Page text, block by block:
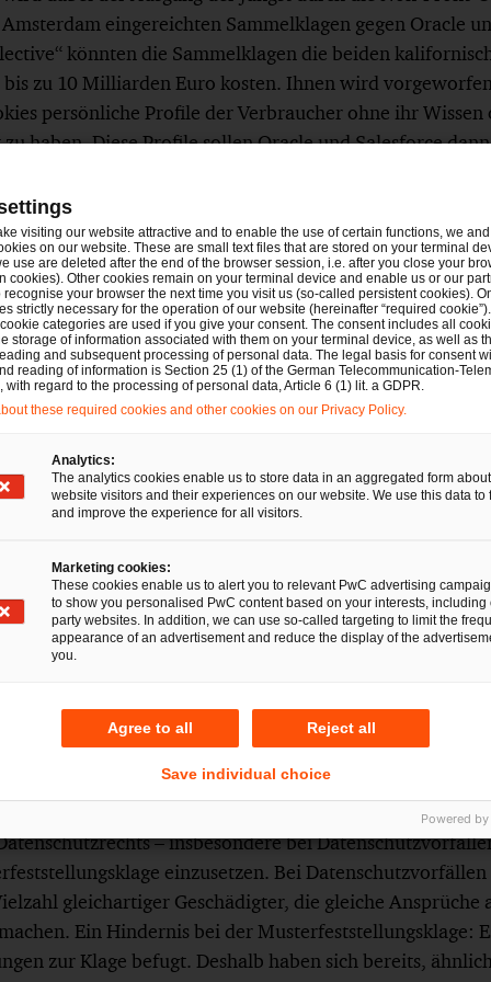
eingereichten Sammelklagen gegen Oracle
könnten die Sammelklagen die beiden
zu 10 Milliarden Euro kosten. Ihnen wird
persönliche Profile der Verbraucher ohne ihr Wissen
haben. Diese Profile sollen Oracle und Salesforce
verkauft haben.
des Inkrafttretens des Gesetzes über die
Sammelklagen (Wet Afwikkeling Massaschade in
Seither können juristische Personen (i.d.R.
erheben, in denen sie im Namen der
Anzeichen darauf hin, dass die niederländischen
sind, Schadensersatz in Geld wegen Verletzungen des
zuzusprechen.
in Deutschland
zum 1. November 2018 durch das Gesetz zur
die Möglichkeit eröffnet, die
für das Bestehen oder Nichtbestehen von
großen (finanziellen) Aufwand durch qualifizierte
mit Wirkung für alle angeschlossenen klagenden
eines mittels einer Musterfeststellungsklage
im Anschluss jeder einzelne Verbraucher sodann
seine Schadenersatzansprüche geltend zu machen.
– insbesondere bei
einzusetzen. Bei
gleichartiger Geschädigter, die gleiche Ansprüche
Ein Hindernis bei der Musterfeststellungsklage:
zur Klage befugt. Deshalb haben sich bereits,
visiting our website attractive and to enable the use of certain functions, we
on our website. These are small text files that are stored on your terminal
use are deleted after the end of the browser session, i.e. after you close your
cookies). Other cookies remain on your terminal device and enable us or our
recognise your browser the next time you visit us (so-called persistent cookies).
strictly necessary for the operation of our website (hereinafter “required
categories are used if you give your consent. The consent includes all
storage of information associated with them on your terminal device, as well as
and subsequent processing of personal data. The legal basis for consent
reading of information is Section 25 (1) of the German Telecommunication-
with regard to the processing of personal data, Article 6 (1) lit. a GDPR.
these required cookies and other cookies on our Privacy Policy.
Analytics:
The analytics cookies enable us to store data in an aggregated form
website visitors and their experiences on our website. We use this data to
and improve the experience for all visitors.
Marketing cookies:
These cookies enable us to alert you to relevant PwC advertising
to show you personalised PwC content based on your interests, including
party websites. In addition, we can use so-called targeting to limit the
appearance of an advertisement and reduce the display of the
you.
Agree to all Reject all
Save individual choice
Powered by